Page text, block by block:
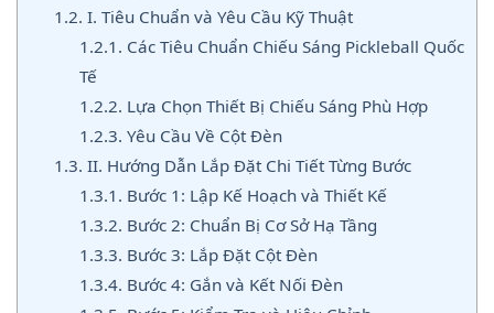
1.2. I. Tiêu Chuẩn và Yêu Cầu Kỹ Thuật
1.2.1. Các Tiêu Chuẩn Chiếu Sáng Pickleball Quốc
Tế
1.2.2. Lựa Chọn Thiết Bị Chiếu Sáng Phù Hợp
1.2.3. Yêu Cầu Về Cột Đèn
1.3. II. Hướng Dẫn Lắp Đặt Chi Tiết Từng Bước
1.3.1. Bước 1: Lập Kế Hoạch và Thiết Kế
1.3.2. Bước 2: Chuẩn Bị Cơ Sở Hạ Tầng
1.3.3. Bước 3: Lắp Đặt Cột Đèn
1.3.4. Bước 4: Gắn và Kết Nối Đèn